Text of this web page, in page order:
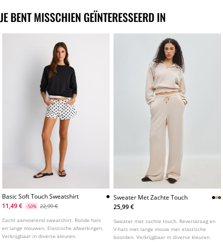
JE BENT MISSCHIEN GEÏNTERESSEERD IN
Basic Soft Touch Sweatshirt
11,49 €
-50% 22,99 €
Zacht aanvoelend sweatshirt. Ronde hals
en lange mouwen. Elastische afwerkingen.
Verkrijgbaar in diverse kleuren.
Sweater Met Zachte Touch
25,99 €
Sweater met zachte touch. Reverskraag en
V-hals met lange mouw met elastische
boorden. Verkrijgbaar in diverse kleuren.